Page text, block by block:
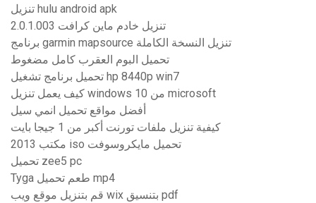
تنزيل hulu android apk
تنزيل خادم ماين كرافت 2.0.1.003
برنامج garmin mapsource تنزيل النسخة الكاملة
تحميل البوم العقرب كامل مضغوط
تحميل برنامج تشغيل hp 8440p win7
كيف يعمل تنزيل windows 10 من microsoft
أفضل مواقع تحميل انمي سيل
كيفية تنزيل ملفات تورنت أكبر من 1 جيجا بايت
مكتب 2013 iso تحميل مايكروسوفت
تحميل zee5 pc
Tyga طعم تحميل mp4
قم بتنزيل موقع ويب wix بتنسيق pdf